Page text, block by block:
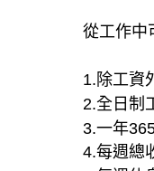
從工作中
1.除工資
2.全日制
3.一年
4.每週總